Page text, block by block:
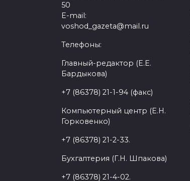
50
E-mail:
voshod_gazeta@mail.ru
Телефоны:
Главный-редактор (Е.Е.
Бардыкова)
+7 (86378) 21-1-94 (факс)
Компьютерный центр (Е.Н.
Горковенко)
+7 (86378) 21-2-33.
Бухгалтерия (Г.Н. Шпакова)
+7 (86378) 21-4-02.